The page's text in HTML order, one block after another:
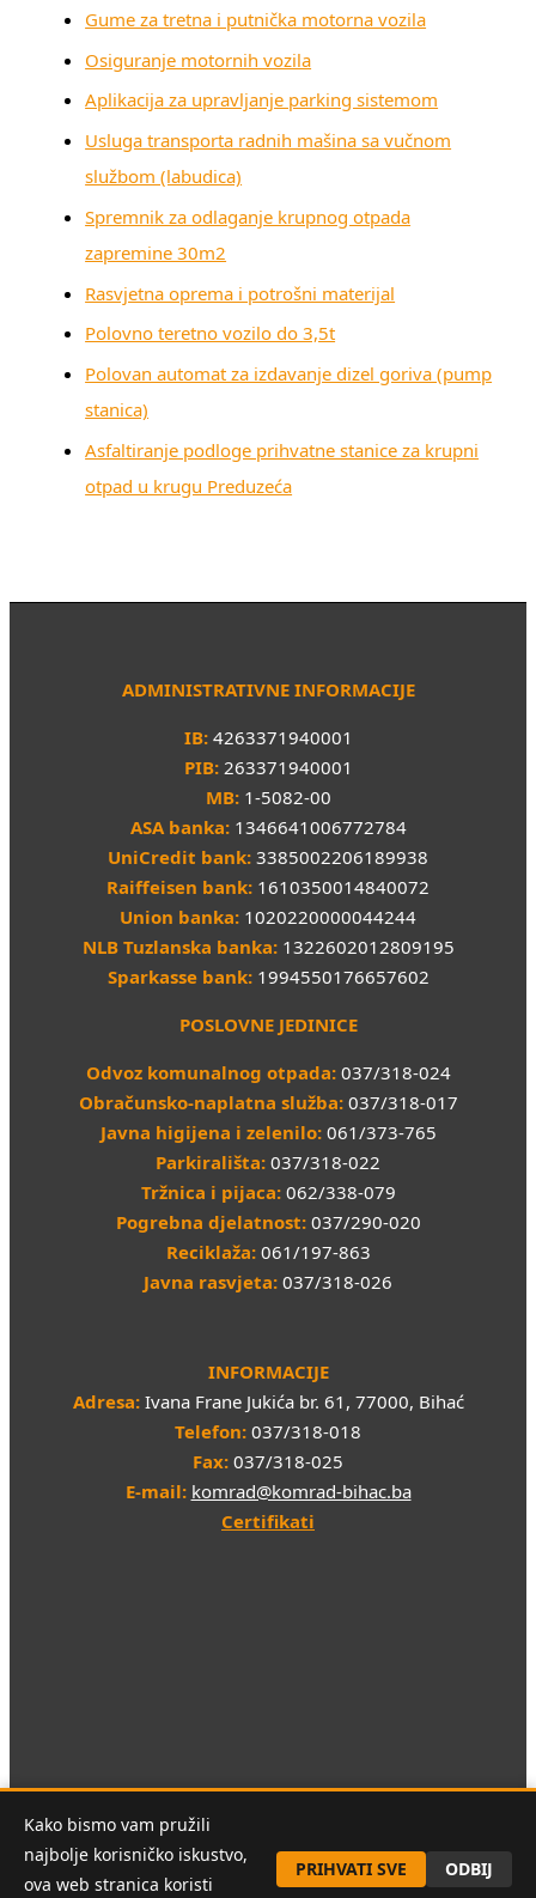
Gume za tretna i putnička motorna vozila
Osiguranje motornih vozila
Aplikacija za upravljanje parking sistemom
Usluga transporta radnih mašina sa vučnom
službom (labudica)
Spremnik za odlaganje krupnog otpada
zapremine 30m2
Rasvjetna oprema i potrošni materijal
Polovno teretno vozilo do 3,5t
Polovan automat za izdavanje dizel goriva (pump
stanica)
Asfaltiranje podloge prihvatne stanice za krupni
otpad u krugu Preduzeća
ADMINISTRATIVNE INFORMACIJE
IB: 4263371940001
PIB: 263371940001
MB: 1-5082-00
ASA banka: 1346641006772784
UniCredit bank: 3385002206189938
Raiffeisen bank: 1610350014840072
Union banka: 1020220000044244
NLB Tuzlanska banka: 1322602012809195
Sparkasse bank: 1994550176657602
POSLOVNE JEDINICE
Odvoz komunalnog otpada: 037/318-024
Obračunsko-naplatna služba: 037/318-017
Javna higijena i zelenilo: 061/373-765
Parkirališta: 037/318-022
Tržnica i pijaca: 062/338-079
Pogrebna djelatnost: 037/290-020
Reciklaža: 061/197-863
Javna rasvjeta: 037/318-026
INFORMACIJE
Adresa: Ivana Frane Jukića br. 61, 77000, Bihać
Telefon: 037/318-018
Fax: 037/318-025
E-mail: komrad@komrad-bihac.ba
Certifikati
Kako bismo vam pružili
najbolje korisničko iskustvo,
ova web stranica koristi
PRIHVATI SVE ODBIJ